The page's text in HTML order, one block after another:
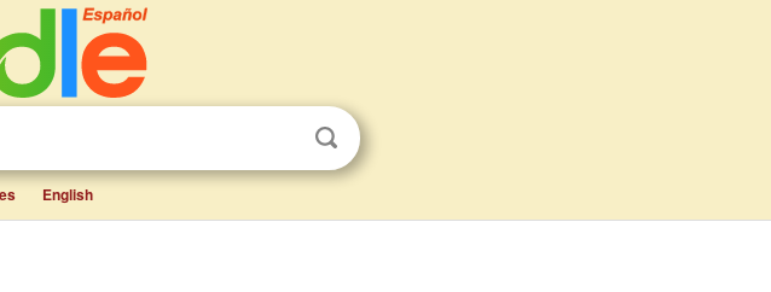
English